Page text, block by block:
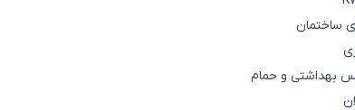
ساختمان
بهداشتی و حمام